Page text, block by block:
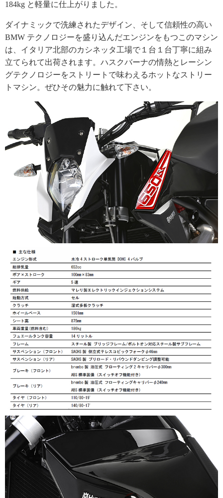
184kg と軽量に仕上がりました。
ダイナミックで洗練されたデザイン、そして信頼性の高い
BMW テクノロジーを盛り込んだエンジンをもつこのマシン
は、イタリア北部のカシネッタ工場で１台１台丁寧に組み
立てられて出荷されます。ハスクバーナの情熱とレーシン
グテクノロジーをストリートで味わえるホットなストリー
トマシン。ぜひその魅力に触れて下さい。